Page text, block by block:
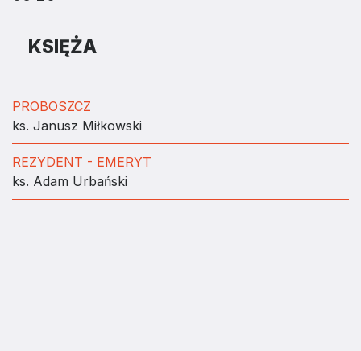
KSIĘŻA
PROBOSZCZ
ks. Janusz Miłkowski
REZYDENT - EMERYT
ks. Adam Urbański